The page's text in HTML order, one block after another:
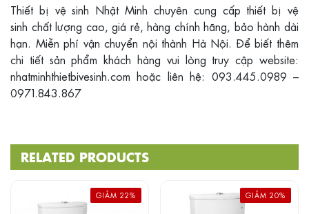
Thiết bị vệ sinh Nhật Minh chuyên cung cấp thiết bị vệ
sinh chất lượng cao, giá rẻ, hàng chính hãng, bảo hành dài
hạn. Miễn phí vận chuyển nội thành Hà Nội. Để biết thêm
chi tiết sản phẩm khách hàng vui lòng truy cập website:
nhatminhthietbivesinh.com hoặc liên hệ: 093.445.0989 –
0971.843.867
RELATED PRODUCTS
GIẢM 22% GIẢM 20%